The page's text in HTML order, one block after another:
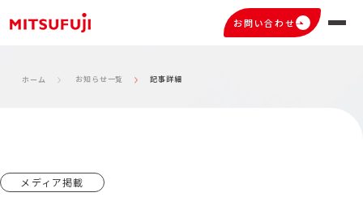
お問い合わせ
ホーム お知らせ一覧 記事詳細
メディア掲載